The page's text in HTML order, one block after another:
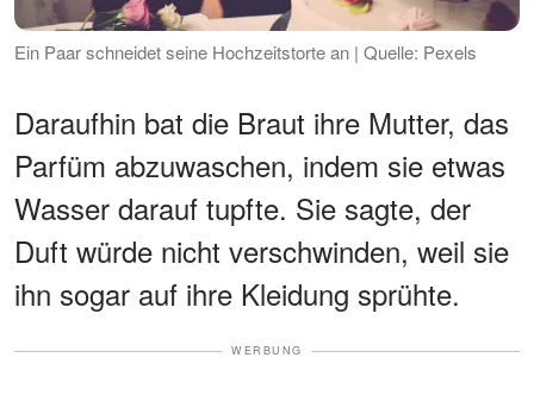
Ein Paar schneidet seine Hochzeitstorte an | Quelle: Pexels
Daraufhin bat die Braut ihre Mutter, das
Parfüm abzuwaschen, indem sie etwas
Wasser darauf tupfte. Sie sagte, der
Duft würde nicht verschwinden, weil sie
ihn sogar auf ihre Kleidung sprühte.
WERBUNG